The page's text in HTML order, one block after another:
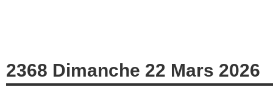
2368 Dimanche 22 Mars 2026